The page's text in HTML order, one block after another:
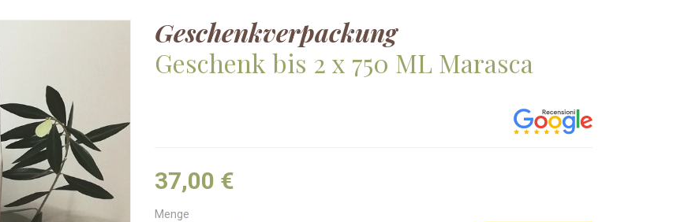
Geschenkverpackung
Geschenk bis 2 x 750 ML Marasca
37,00 €
Menge